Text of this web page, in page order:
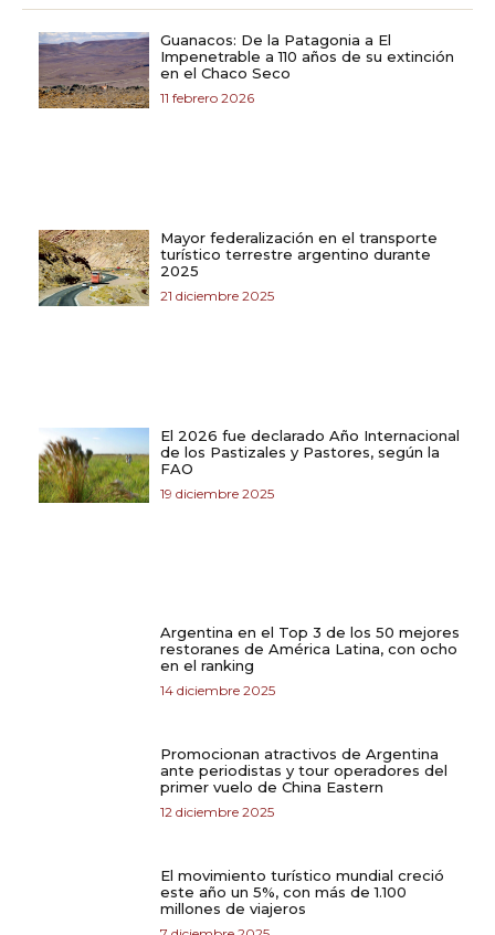
Guanacos: De la Patagonia a El
Impenetrable a 110 años de su extinción
en el Chaco Seco
11 febrero 2026
Mayor federalización en el transporte
turístico terrestre argentino durante
2025
21 diciembre 2025
El 2026 fue declarado Año Internacional
de los Pastizales y Pastores, según la
FAO
19 diciembre 2025
Argentina en el Top 3 de los 50 mejores
restoranes de América Latina, con ocho
en el ranking
14 diciembre 2025
Promocionan atractivos de Argentina
ante periodistas y tour operadores del
primer vuelo de China Eastern
12 diciembre 2025
El movimiento turístico mundial creció
este año un 5%, con más de 1.100
millones de viajeros